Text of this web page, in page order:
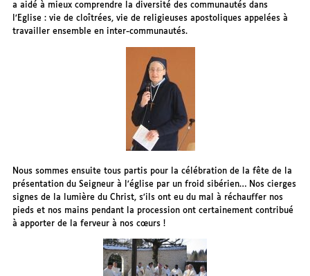
a aidé à mieux comprendre la diversité des communautés dans
l’Eglise : vie de cloîtrées, vie de religieuses apostoliques appelées à
travailler ensemble en inter-communautés.
Nous sommes ensuite tous partis pour la célébration de la fête de la
présentation du Seigneur à l’église par un froid sibérien… Nos cierges
signes de la lumière du Christ, s’ils ont eu du mal à réchauffer nos
pieds et nos mains pendant la procession ont certainement contribué
à apporter de la ferveur à nos cœurs !